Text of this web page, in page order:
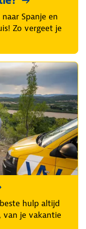
Spanje en
Zo vergeet je
hulp altijd
van je vakantie